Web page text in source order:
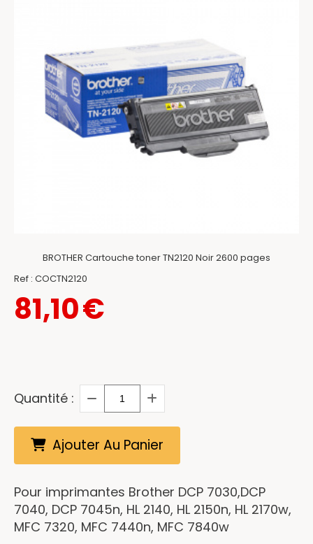
BROTHER Cartouche toner TN2120 Noir 2600 pages
Ref : COCTN2120
81,10€
Quantité :
Ajouter Au Panier
Pour imprimantes Brother DCP 7030,DCP
7040, DCP 7045n, HL 2140, HL 2150n, HL 2170w,
MFC 7320, MFC 7440n, MFC 7840w